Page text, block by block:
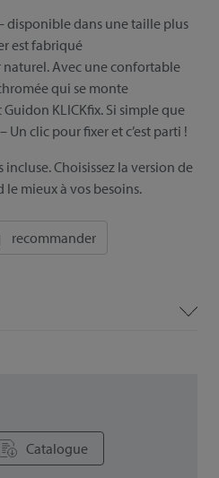
Catalogue
disponible dans une taille plus
est fabriqué
Avec une confortable
qui se monte
KLICKfix. Si simple que
clic pour fixer et c’est parti !
incluse. Choisissez la version de
mieux à vos besoins.
recommander